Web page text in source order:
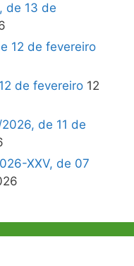
de 13 de
12 de fevereiro
de fevereiro 12
de 11 de
XXV, de 07